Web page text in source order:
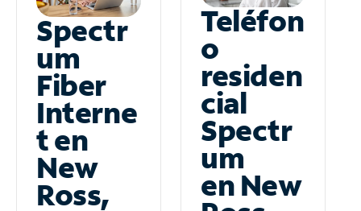
Spectr
um
Fiber
Interne
t en
New
Ross,
Teléfon
o
residen
cial
Spectr
um
en New